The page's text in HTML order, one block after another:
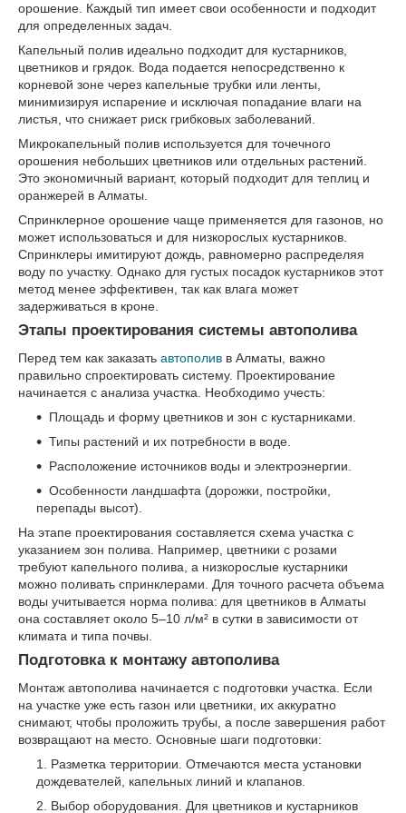
орошение. Каждый тип имеет свои особенности и подходит
для определенных задач.
Капельный полив идеально подходит для кустарников,
цветников и грядок. Вода подается непосредственно к
корневой зоне через капельные трубки или ленты,
минимизируя испарение и исключая попадание влаги на
листья, что снижает риск грибковых заболеваний.
Микрокапельный полив используется для точечного
орошения небольших цветников или отдельных растений.
Это экономичный вариант, который подходит для теплиц и
оранжерей в Алматы.
Спринклерное орошение чаще применяется для газонов, но
может использоваться и для низкорослых кустарников.
Спринклеры имитируют дождь, равномерно распределяя
воду по участку. Однако для густых посадок кустарников этот
метод менее эффективен, так как влага может
задерживаться в кроне.
Этапы проектирования системы автополива
Перед тем как заказать автополив в Алматы, важно
правильно спроектировать систему. Проектирование
начинается с анализа участка. Необходимо учесть:
Площадь и форму цветников и зон с кустарниками.
Типы растений и их потребности в воде.
Расположение источников воды и электроэнергии.
Особенности ландшафта (дорожки, постройки,
перепады высот).
На этапе проектирования составляется схема участка с
указанием зон полива. Например, цветники с розами
требуют капельного полива, а низкорослые кустарники
можно поливать спринклерами. Для точного расчета объема
воды учитывается норма полива: для цветников в Алматы
она составляет около 5–10 л/м² в сутки в зависимости от
климата и типа почвы.
Подготовка к монтажу автополива
Монтаж автополива начинается с подготовки участка. Если
на участке уже есть газон или цветники, их аккуратно
снимают, чтобы проложить трубы, а после завершения работ
возвращают на место. Основные шаги подготовки:
Разметка территории. Отмечаются места установки
дождевателей, капельных линий и клапанов.
Выбор оборудования. Для цветников и кустарников